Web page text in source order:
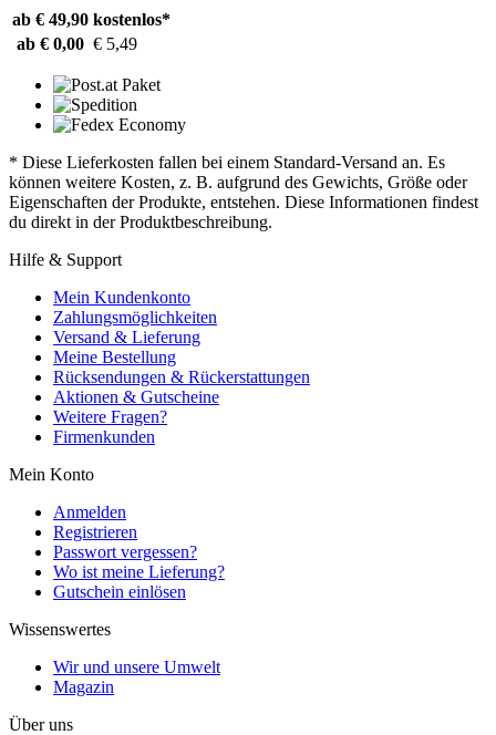
ab € 49,90 kostenlos*
ab € 0,00 € 5,49
* Diese Lieferkosten fallen bei einem Standard-Versand an. Es
können weitere Kosten, z. B. aufgrund des Gewichts, Größe oder
Eigenschaften der Produkte, entstehen. Diese Informationen findest
du direkt in der Produktbeschreibung.
Hilfe & Support
Mein Kundenkonto
Zahlungsmöglichkeiten
Versand & Lieferung
Meine Bestellung
Rücksendungen & Rückerstattungen
Aktionen & Gutscheine
Weitere Fragen?
Firmenkunden
Mein Konto
Anmelden
Registrieren
Passwort vergessen?
Wo ist meine Lieferung?
Gutschein einlösen
Wissenswertes
Wir und unsere Umwelt
Magazin
Über uns